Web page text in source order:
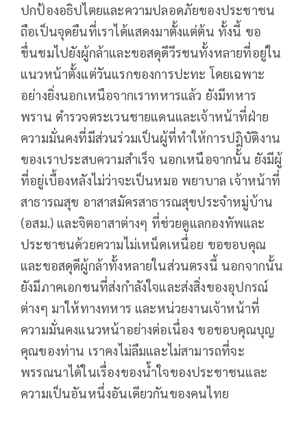
ปกป้องอธิปไตยและความปลอดภัยของประชาชน
ถือเป็นจุดยืนที่เราได้แสดงมาตั้งแต่ต้น ทั้งนี้ ขอ
ชื่นชมไปยังผู้กล้าและขอสดุดีวีรชนทั้งหลายที่อยู่ใน
แนวหน้าตั้งแต่วันแรกของการปะทะ โดยเฉพาะ
อย่างยิ่งนอกเหนือจากเราทหารแล้ว ยังมีทหาร
พราน ตำรวจตระเวนชายแดนและเจ้าหน้าที่ฝ่าย
ความมั่นคงที่มีส่วนร่วมเป็นผู้ที่ทำให้การปฎิบัติงาน
ของเราประสบความสำเร็จ นอกเหนือจากนั้น ยังมีผู้
ที่อยู่เบื้องหลังไม่ว่าจะเป็นหมอ พยาบาล เจ้าหน้าที่
สาธารณสุข อาสาสมัครสาธารณสุขประจำหมู่บ้าน
(อสม.) และจิตอาสาต่างๆ ที่ช่วยดูแลกองทัพและ
ประชาชนด้วยความไม่เหน็ดเหนื่อย ขอขอบคุณ
และขอสดุดีผู้กล้าทั้งหลายในส่วนตรงนี้ นอกจากนั้น
ยังมีภาคเอกชนที่ส่งกำลังใจและส่งสิ่งของอุปกรณ์
ต่างๆ มาให้ทางทหาร และหน่วยงานเจ้าหน้าที่
ความมั่นคงแนวหน้าอย่างต่อเนื่อง ขอขอบคุณบุญ
คุณของท่าน เราคงไม่ลืมและไม่สามารถที่จะ
พรรณนาได้ในเรื่องของน้ำใจของประชาชนและ
ความเป็นอันหนึ่งอันเดียวกันของคนไทย